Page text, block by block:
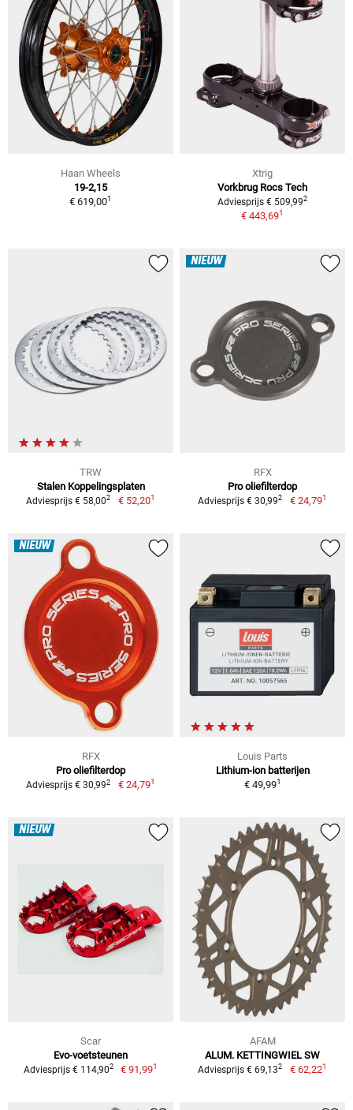
Haan Wheels
19-2,15
€ 619,001
Xtrig
Vorkbrug Rocs Tech
Adviesprijs € 509,992
€ 443,691
TRW
Stalen Koppelingsplaten
Adviesprijs € 58,002 € 52,201
NIEUW
RFX
Pro oliefilterdop
Adviesprijs € 30,992 € 24,791
NIEUW
RFX
Pro oliefilterdop
Adviesprijs € 30,992 € 24,791
Louis Parts
Lithium-ion batterijen
€ 49,991
NIEUW
Scar
Evo-voetsteunen
Adviesprijs € 114,902 € 91,991
AFAM
ALUM. KETTINGWIEL SW
Adviesprijs € 69,132 € 62,221